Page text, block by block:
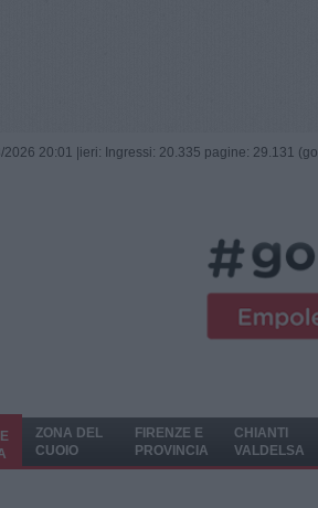
20:01 | ieri: Ingressi: 20.335 pagine: 29.131
ZONA DEL
CUOIO
FIRENZE E
PROVINCIA
CHIANTI
VALDELSA